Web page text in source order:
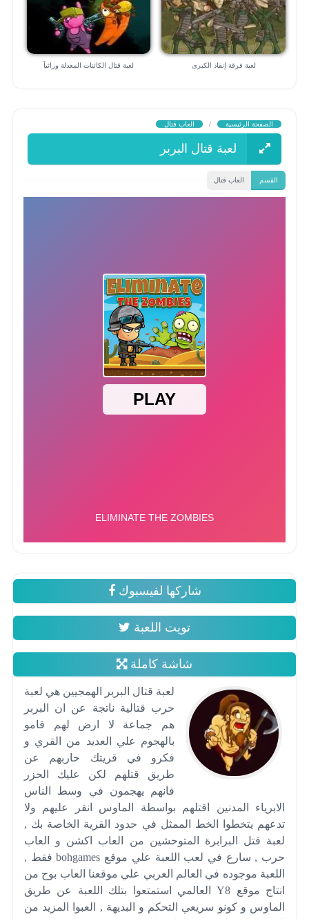
لعبة فرقة إنقاذ الكبرى لعبة قتال الكائنات المعدلة وراثياً
الصفحة الرئيسية / العاب قتال
لعبة قتال البربر
القسم العاب قتال
شاركها لفيسبوك
تويت اللعبة
شاشة كاملة
لعبة قتال البربر الهمجيين هي لعبة
حرب قتالية ناتجة عن ان البربر
هم جماعة لا ارض لهم قامو
بالهجوم علي العديد من القري و
فكرو في قريتك حاربهم عن
طريق قتلهم لكن عليك الحزر
فانهم يهجمون في وسط الناس
الابرياء المدنين اقتلهم بواسطة الماوس انقر عليهم ولا
تدعهم يتخطوا الخط الممثل في حدود القرية الخاصة بك ,
لعبة قتل البرابرة المتوحشين من العاب اكشن و العاب
حرب , سارع في لعب اللعبة علي موقع bohgames فقط ,
اللعبة موجوده في العالم العربي علي موقعنا العاب بوح من
انتاج موقع Y8 العالمي استمتعوا بتلك اللعبة عن طريق
الماوس و كونو سريعي التحكم و البديهة , العبوا المزيد من